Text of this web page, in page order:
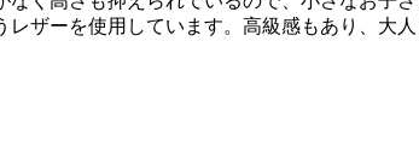
レザーを使用しています。高級感もあり、